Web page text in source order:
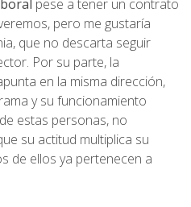
pese a tener un contrato
pero me gustaría
que no descarta seguir
Por su parte, la
en la misma dirección,
y su funcionamiento
estas personas, no
su actitud multiplica su
de ellos ya pertenecen a